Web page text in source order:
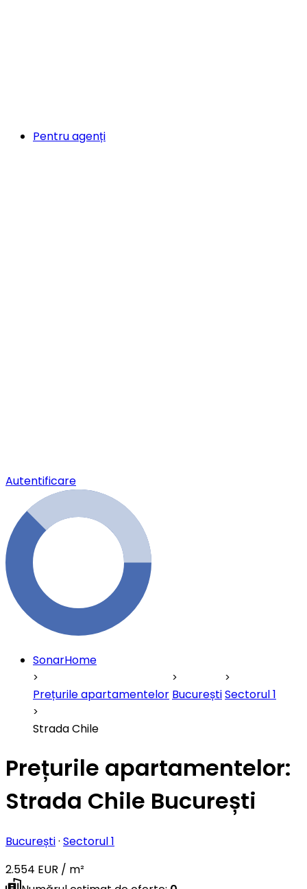
Pentru agenți
Autentificare
SonarHome
Prețurile apartamentelor BucureștiSectorul 1
Strada Chile
Prețurile apartamentelor:
Strada Chile București
București· Sectorul 1
2.554 EUR / m²